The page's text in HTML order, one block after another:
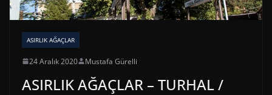
ASIRLIK AĞAÇLAR
24 Aralık 2020 Mustafa Gürelli
ASIRLIK AĞAÇLAR – TURHAL /